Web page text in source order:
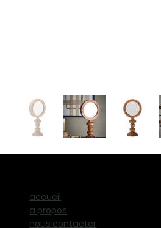
accueil
a propos
nous contacter